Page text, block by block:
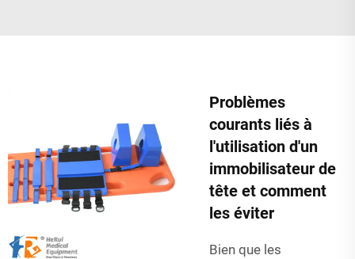
Problèmes
courants liés à
l'utilisation d'un
immobilisateur de
tête et comment
les éviter
Bien que les